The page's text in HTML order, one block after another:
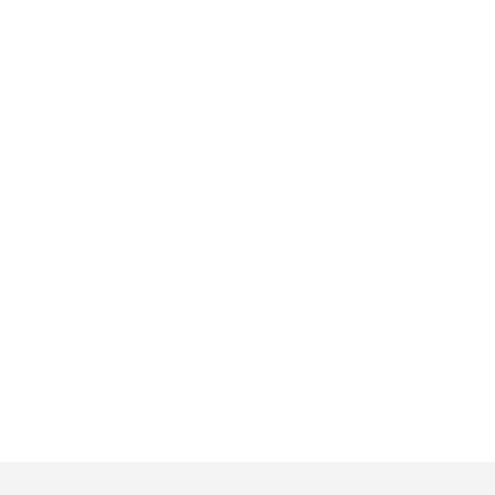
da oxigenação, o que diminui a validade desse tipo
São rações com componentes especiais e as mais